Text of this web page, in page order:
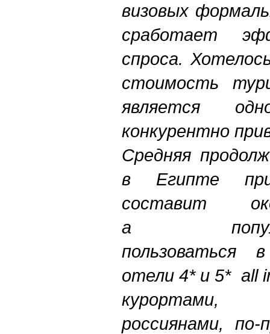
визовых
сработает
спроса.
стоимость
является
конкурентно
Средняя
в Египте
составит
а
пользоваться
отели 4* и 5* all
курортами,
россиянами,